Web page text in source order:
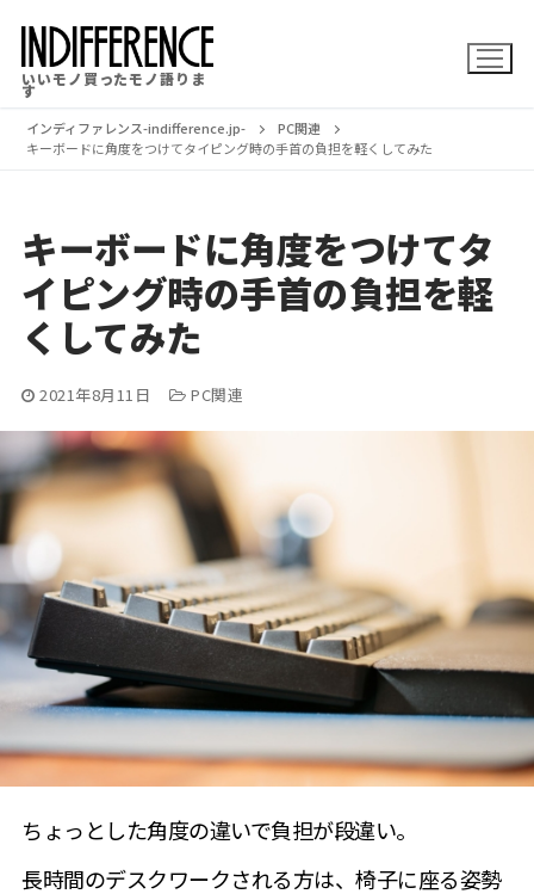
いいモノ買ったモノ語りま
す
インディファレンス-indifference.jp-
PC関連
キーボードに角度をつけてタイピング時の手首の負担を軽くしてみた
キーボードに角度をつけてタ
イピング時の手首の負担を軽
くしてみた
2021年8月11日 PC関連
ちょっとした角度の違いで負担が段違い。
長時間のデスクワークされる方は、椅子に座る姿勢